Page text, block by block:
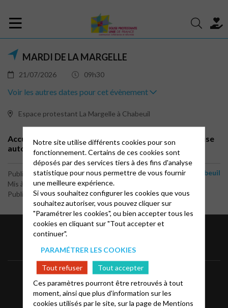
MARDI DE LA MARGELLE
21/07/2026 09h30
Voir les autres dates pour cet évènement
Espace protestant La Margelle à Chabeuil
Accueil, écoute, partage, prendre le temps d'une pause
autour d'une boisson de 9h30 à midi.
Publié le 2 novembre 2025
Mis à jour le 1 juillet 2026
Publié par le webmaster
Chabeuil
Mentions légales FAQ
Contact
Notre site utilise différents cookies pour son
fonctionnement. Certains de ces cookies sont
déposés par des services tiers à des fins d'analyse
statistique pour nous permettre de vous fournir
une meilleure expérience.
Si vous souhaitez configurer les cookies que vous
souhaitez autoriser, vous pouvez cliquer sur
"Paramétrer les cookies", ou bien accepter tous les
cookies en cliquant sur "Tout accepter et
continuer".
PARAMÉTRER LES COOKIES
Tout refuser
Tout accepter
Ces paramètres pourront être retrouvés à tout
moment, ainsi que plus d'information sur les
cookies utilisés par le site, sur la page deMentions